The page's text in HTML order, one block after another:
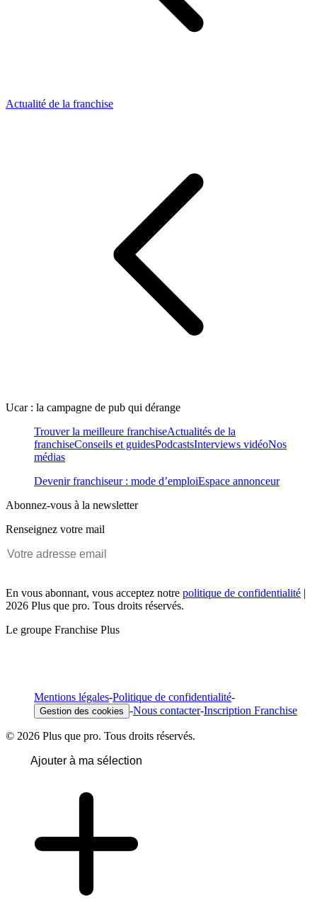
Actualité de la franchise
Ucar : la campagne de pub qui dérange
Trouver la meilleure franchiseActualités de la
franchiseConseils et guidesPodcastsInterviews vidéoNos
médias
Devenir franchiseur : mode d’emploiEspace annonceur
Abonnez-vous à la newsletter
Renseignez votre mail
En vous abonnant, vous acceptez notre politique de confidentialité |
2026 Plus que pro. Tous droits réservés.
Le groupe Franchise Plus
Mentions légales-Politique de confidentialité-
Gestion des cookies -Nous contacter-Inscription Franchise
© 2026 Plus que pro. Tous droits réservés.
Ajouter à ma sélection